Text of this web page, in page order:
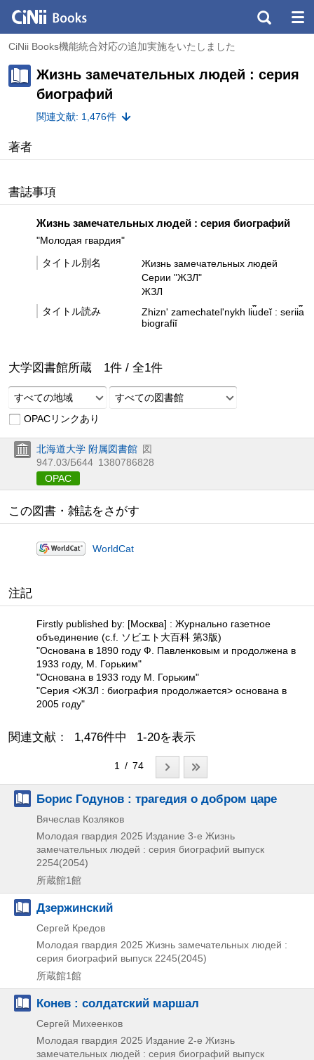
CiNii Books機能統合対応の追加実施をいたしました
Жизнь замечательных людей : серия
биографий
関連文献: 1,476件
著者
書誌事項
Жизнь замечательных людей : серия биографий
"Молодая гвардия"
タイトル別名
Жизнь замечательных людей
Серии "ЖЗЛ"
ЖЗЛ
タイトル読み
Zhiznʹ zamechatelʹnykh li︠u︡deĭ : serii︠a︡
biografiĭ
大学図書館所蔵 1件 / 全1件
すべての地域
すべての図書館
OPACリンクあり
北海道大学 附属図書館 図
947.03/Б644 1380786828
OPAC
この図書・雑誌をさがす
WorldCat
注記
Firstly published by: [Москва] : Журнально газетное
объединение (c.f. ソビエト大百科 第3版)
"Основана в 1890 году Ф. Павленковым и продолжена в
1933 году, М. Горьким"
"Основана в 1933 году М. Горьким"
"Серия <ЖЗЛ : биография продолжается> основана в
2005 году"
関連文献： 1,476件中 1-20を表示
1 / 74
Борис Годунов : трагедия о добром царе
Вячеслав Козляков
Молодая гвардия 2025 Издание 3-е Жизнь
замечательных людей : серия биографий выпуск
2254(2054)
所蔵館1館
Дзержинский
Сергей Кредов
Молодая гвардия 2025 Жизнь замечательных людей :
серия биографий выпуск 2245(2045)
所蔵館1館
Конев : солдатский маршал
Сергей Михеенков
Молодая гвардия 2025 Издание 2-е Жизнь
замечательных людей : серия биографий выпуск